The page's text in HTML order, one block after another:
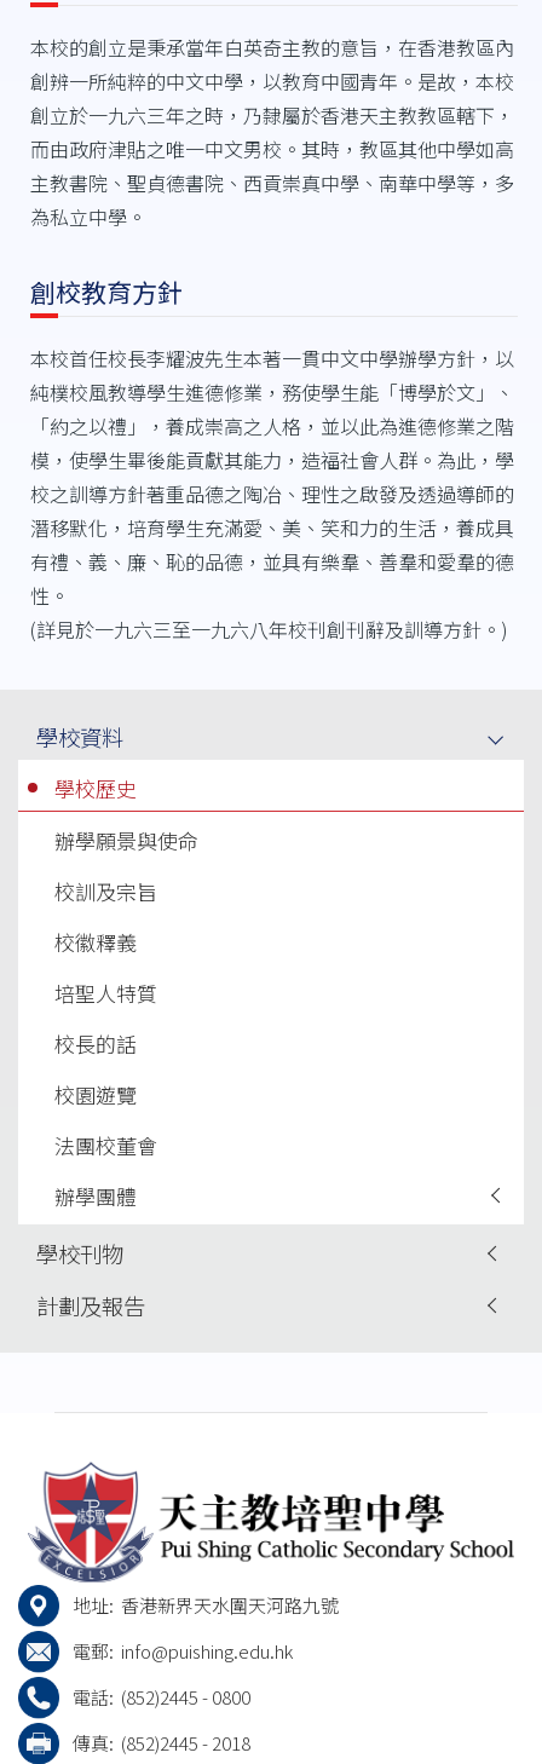
本校的創立是秉承當年白英奇主教的意旨，在香港教區內
創辨一所純粹的中文中學，以教育中國青年。是故，本校
創立於一九六三年之時，乃隸屬於香港天主教教區轄下，
而由政府津貼之唯一中文男校。其時，教區其他中學如高
主教書院、聖貞德書院、西貢崇真中學、南華中學等，多
為私立中學。
創校教育方針
本校首任校長李耀波先生本著一貫中文中學辦學方針，以
純樸校風教導學生進德修業，務使學生能「博學於文」、
「約之以禮」，養成崇高之人格，並以此為進德修業之階
模，使學生畢後能貢獻其能力，造福社會人群。為此，學
校之訓導方針著重品德之陶冶、理性之啟發及透過導師的
潛移默化，培育學生充滿愛、美、笑和力的生活，養成具
有禮、義、廉、恥的品德，並具有樂羣、善羣和愛羣的德
性。
(詳見於一九六三至一九六八年校刊創刊辭及訓導方針。)
navigation
學校資料
學校歷史
辦學願景與使命
校訓及宗旨
校徽釋義
培聖人特質
校長的話
校園遊覽
法團校董會
辦學團體
學校刊物
計劃及報告
地址: 香港新界天水圍天河路九號
電郵: info@puishing.edu.hk
電話: (852)2445 - 0800
傳真: (852)2445 - 2018